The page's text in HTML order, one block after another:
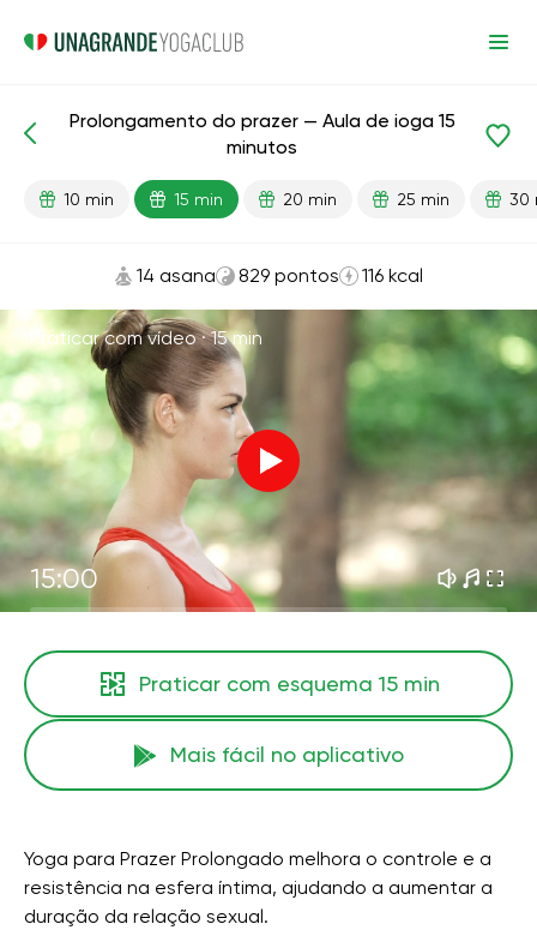
Energia
Prolongamento do prazer — Aula de ioga 15
minutos
10 min 15 min 20 min 25 min 30
14 asana 829 pontos 116 kcal
Praticar com vídeo ·15 min
15:00
Praticar com esquema 15 min
Mais fácil no aplicativo
Yoga para Prazer Prolongado melhora o controle e a
resistência na esfera íntima, ajudando a aumentar a
duração da relação sexual.